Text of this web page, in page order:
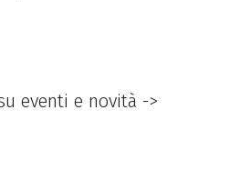
eventi e novità ->